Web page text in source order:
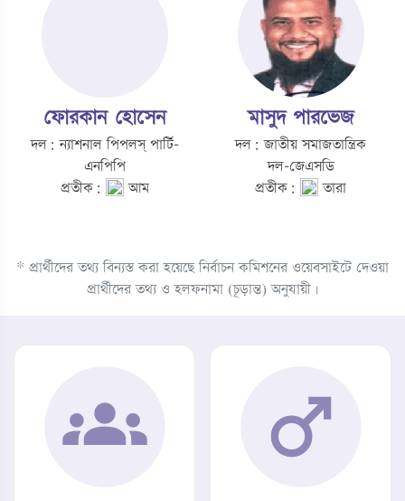
ফোরকান হোসেন
দল: ন্যাশনাল পিপলস্‌ পার্টি-
এনপিপি
প্রতীক:
আম
মাসুদ পারভেজ
দল: জাতীয় সমাজতান্ত্রিক
দল-জেএসডি
প্রতীক:
তারা
* প্রার্থীদের তথ্য বিন্যস্ত করা হয়েছে নির্বাচন কমিশনের ওয়েবসাইটে দেওয়া
প্রার্থীদের তথ্য ও হলফনামা (চূড়ান্ত) অনুযায়ী।